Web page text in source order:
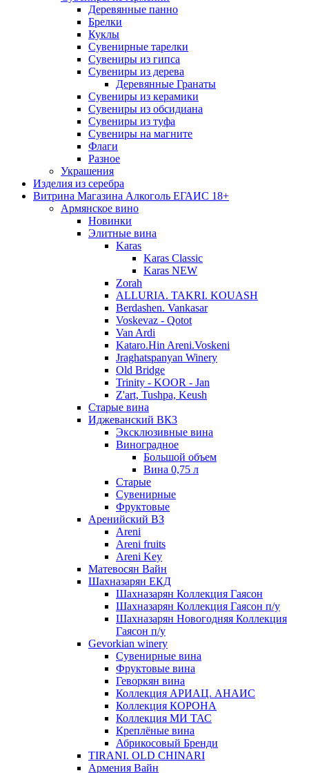
Деревянные панно
Брелки
Куклы
Сувенирные тарелки
Сувениры из гипса
Сувениры из дерева
Деревянные Гранаты
Сувениры из керамики
Сувениры из обсидиана
Сувениры из туфа
Сувениры на магните
Флаги
Разное
Украшения
Изделия из серебра
Витрина Магазина Алкоголь ЕГАИС 18+
Армянское вино
Новинки
Элитные вина
Karas
Karas Classic
Karas NEW
Zorah
ALLURIA. TAKRI. KOUASH
Berdashen. Vankasar
Voskevaz - Qotot
Van Ardi
Kataro.Hin Areni.Voskeni
Jraghatspanyan Winery
Old Bridge
Trinity - KOOR - Jan
Z'art, Tushpa, Keush
Старые вина
Иджеванский ВК3
Эксклюзивные вина
Виноградное
Большой объем
Вина 0,75 л
Старые
Сувенирные
Фруктовые
Аренийский ВЗ
Areni
Areni fruits
Areni Key
Матевосян Вайн
Шахназарян ЕКД
Шахназарян Коллекция Гаясон
Шахназарян Коллекция Гаясон п/у
Шахназарян Новогодняя Коллекция
Гаясон п/у
Gevorkian winery
Сувенирные вина
Фруктовые вина
Геворкян вина
Коллекция АРИАЦ. АНАИС
Коллекция КОРОНА
Коллекция МИ ТАС
Креплёные вина
Абрикосовый Бренди
TIRANI. OLD CHINARI
Армения Вайн